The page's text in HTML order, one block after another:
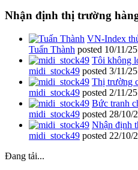
Nhận định thị trường
VN-Index
Tuấn Thành posted 10/11/25
Tôi không
midi_stock49 posted 3/11/25
Thị trường
midi_stock49 posted 2/11/25
Bức tranh
midi_stock49 posted 28/10/
Nhận định
midi_stock49 posted 22/10/
Đang tải...